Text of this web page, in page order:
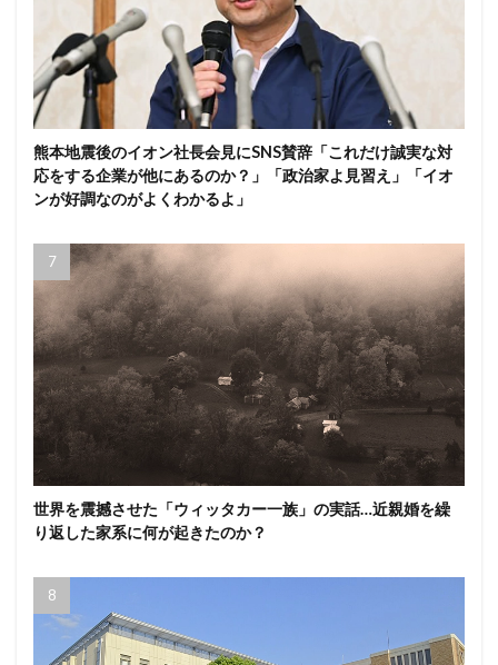
熊本地震後のイオン社長会見にSNS賛辞「これだけ誠実な対
応をする企業が他にあるのか？」「政治家よ見習え」「イオ
ンが好調なのがよくわかるよ」
世界を震撼させた「ウィッタカー一族」の実話…近親婚を繰
り返した家系に何が起きたのか？